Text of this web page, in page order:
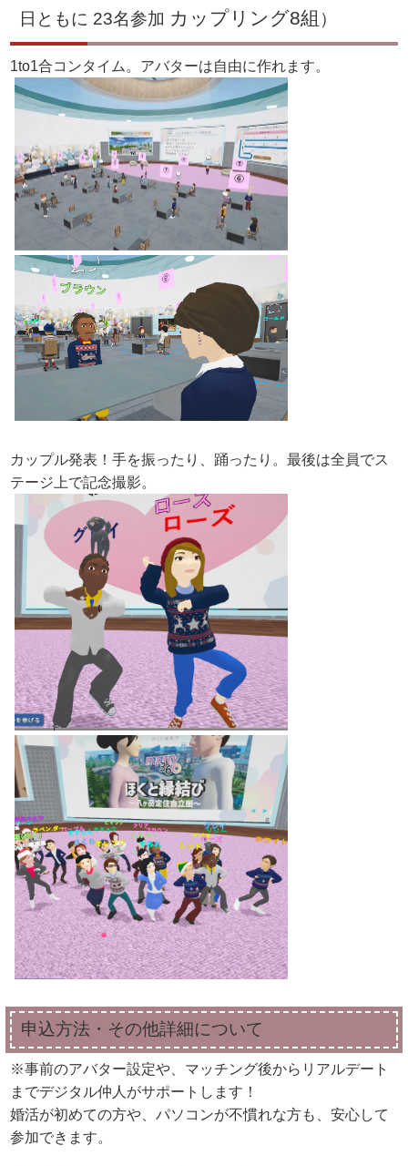
日ともに 23名参加 カップリング8組 ）
1to1合コンタイム。アバターは自由に作れます。
カップル発表！手を振ったり、踊ったり。最後は全員でス
テージ上で記念撮影。
申込方法・その他詳細について
※事前のアバター設定や、マッチング後からリアルデート
までデジタル仲人がサポートします！
婚活が初めての方や、パソコンが不慣れな方も、安心して
参加できます。